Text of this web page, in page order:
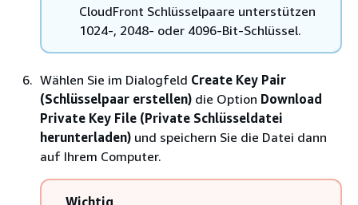
CloudFront Schlüsselpaare unterstützen
1024-, 2048- oder 4096-Bit-Schlüssel.
Wählen Sie im Dialogfeld Create Key Pair
(Schlüsselpaar erstellen) die Option Download
Private Key File (Private Schlüsseldatei
herunterladen) und speichern Sie die Datei dann
auf Ihrem Computer.
Wichtig